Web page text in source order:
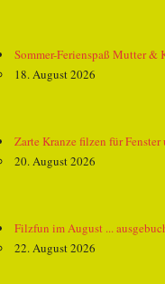
Sommer-Ferienspaß Mutter &
18. August 2026
Zarte Kranze filzen für
20. August 2026
Filzfun im August ...
22. August 2026